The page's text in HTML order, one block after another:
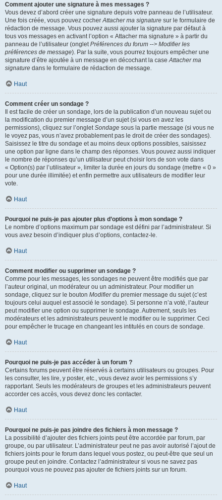
Comment ajouter une signature à mes messages ?
Vous devez d’abord créer une signature depuis votre panneau de l’utilisateur.
Une fois créée, vous pouvez cocherAttacher ma signature sur le formulaire de
rédaction de message. Vous pouvez aussi ajouter la signature par défaut à
tous vos messages en activant l’option « Attacher ma signature » à partir du
panneau de l’utilisateur (ongletPréférences du forum --> Modifier les
préférences de message). Par la suite, vous pourrez toujours empêcher une
signature d’être ajoutée à un message en décochant la caseAttacher ma
signature dans le formulaire de rédaction de message.
Haut
Comment créer un sondage ?
Il est facile de créer un sondage, lors de la publication d’un nouveau sujet ou
la modification du premier message d’un sujet (si vous en avez les
permissions), cliquez sur l’ongletSondage sous la partie message (si vous ne
le voyez pas, vous n’avez probablement pas le droit de créer des sondages).
Saisissez le titre du sondage et au moins deux options possibles, saisissez
une option par ligne dans le champ des réponses. Vous pouvez aussi indiquer
le nombre de réponses qu’un utilisateur peut choisir lors de son vote dans
« Option(s) par l’utilisateur », limiter la durée en jours du sondage (mettre « 0 »
pour une durée illimitée) et enfin permettre aux utilisateurs de modifier leur
vote.
Haut
Pourquoi ne puis-je pas ajouter plus d’options à mon sondage ?
Le nombre d’options maximum par sondage est défini par l’administrateur. Si
vous avez besoin d’indiquer plus d’options, contactez-le.
Haut
Comment modifier ou supprimer un sondage ?
Comme pour les messages, les sondages ne peuvent être modifiés que par
l’auteur original, un modérateur ou un administrateur. Pour modifier un
sondage, cliquez sur le bouton Modifierdu premier message du sujet (c’est
toujours celui auquel est associé le sondage). Si personne n’a voté, l’auteur
peut modifier une option ou supprimer le sondage. Autrement, seuls les
modérateurs et les administrateurs peuvent le modifier ou le supprimer. Ceci
pour empêcher le trucage en changeant les intitulés en cours de sondage.
Haut
Pourquoi ne puis-je pas accéder à un forum ?
Certains forums peuvent être réservés à certains utilisateurs ou groupes. Pour
les consulter, les lire, y poster, etc., vous devez avoir les permissions s’y
rapportant. Seuls les modérateurs de groupes et les administrateurs peuvent
accorder ces accès, vous devez donc les contacter.
Haut
Pourquoi ne puis-je pas joindre des fichiers à mon message ?
La possibilité d’ajouter des fichiers joints peut être accordée par forum, par
groupe, ou par utilisateur. L’administrateur peut ne pas avoir autorisé l’ajout de
fichiers joints pour le forum dans lequel vous postez, ou peut-être que seul un
groupe peut en joindre. Contactez l’administrateur si vous ne savez pas
pourquoi vous ne pouvez pas ajouter de fichiers joints sur un forum.
Haut